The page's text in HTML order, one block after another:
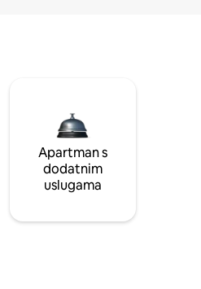
Apartman s
dodatnim
uslugama